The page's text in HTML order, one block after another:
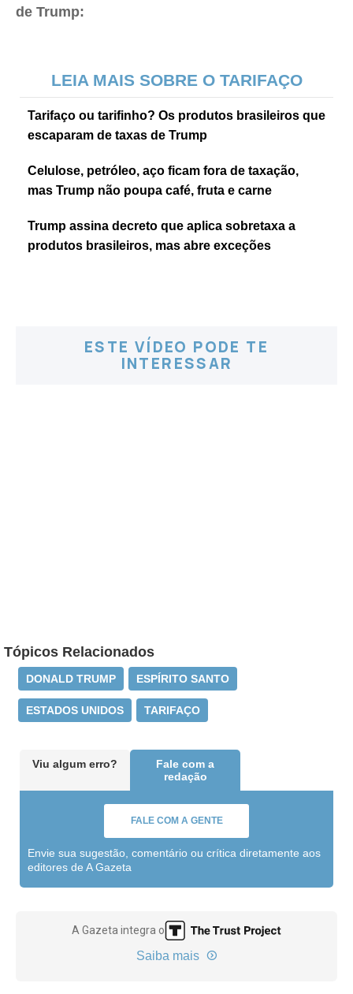
de Trump:
LEIA MAIS SOBRE O TARIFAÇO
Tarifaço ou tarifinho? Os produtos brasileiros que
escaparam de taxas de Trump
Celulose, petróleo, aço ficam fora de taxação,
mas Trump não poupa café, fruta e carne
Trump assina decreto que aplica sobretaxa a
produtos brasileiros, mas abre exceções
ESTE VÍDEO PODE TE
INTERESSAR
Tópicos Relacionados
DONALD TRUMP ESPÍRITO SANTO
ESTADOS UNIDOS TARIFAÇO
Viu algum erro?
Fale com a
redação
FALE COM A GENTE
Envie sua sugestão, comentário ou crítica diretamente aos
editores de A Gazeta
A Gazeta integra o
Saiba mais